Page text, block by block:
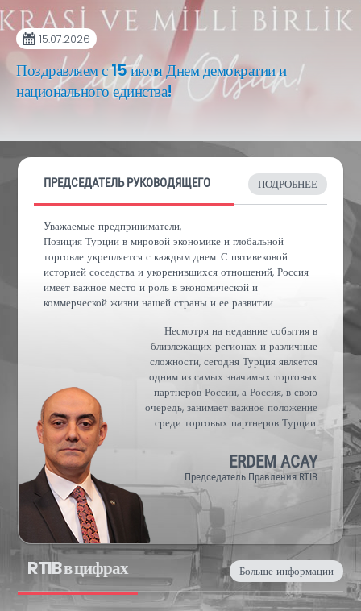
15.07.2026
Поздравляем с 15 июля Днем демократии и
национального единства!
ПОДРОБНЕЕ
ПРЕДСЕДАТЕЛЬ РУКОВОДЯЩЕГО
Уважаемые предприниматели,
Позиция Турции в мировой экономике и глобальной
торговле укрепляется с каждым днем. С пятивековой
историей соседства и укоренившихся отношений, Россия
имеет важное место и роль в экономической и
коммерческой жизни нашей страны и ее развитии.
Несмотря на недавние события в
близлежащих регионах и различные
сложности, сегодня Турция является
одним из самых значимых торговых
партнеров России, а Россия, в свою
очередь, занимает важное положение
среди торговых партнеров Турции.
ERDEM ACAY
Председатель Правления RTIB
Больше информации
RTIB в цифрах